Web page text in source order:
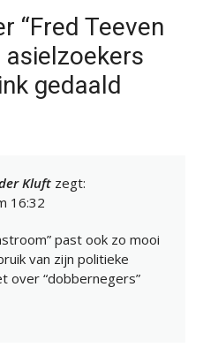
“Fred Teeven
gedaald
Kluft zegt:
16:32
past ook zo mooi
van zijn politieke
over “dobbernegers”